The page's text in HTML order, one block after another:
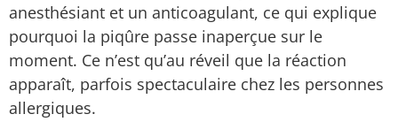
anesthésiant et un anticoagulant, ce qui explique
pourquoi la piqûre passe inaperçue sur le
moment. Ce n’est qu’au réveil que la réaction
apparaît, parfois spectaculaire chez les personnes
allergiques.